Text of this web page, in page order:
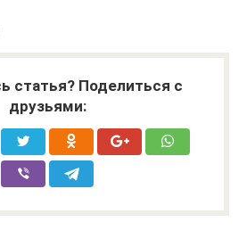
статья? Поделиться с
друзьями: